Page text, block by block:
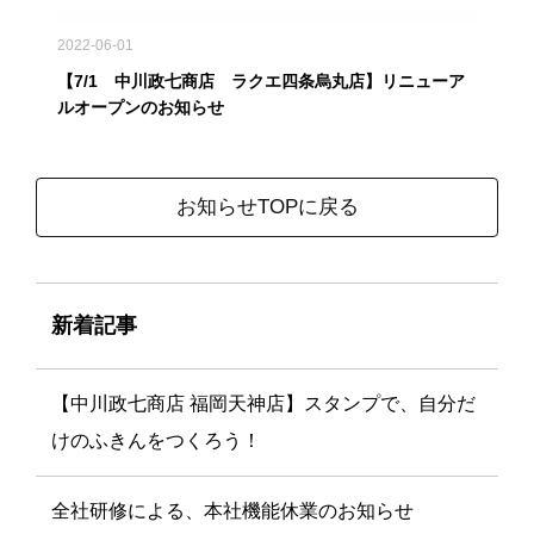
2022-06-01
【7/1 中川政七商店 ラクエ四条烏丸店】リニューア
ルオープンのお知らせ
お知らせTOPに戻る
新着記事
【中川政七商店 福岡天神店】スタンプで、自分だ
けのふきんをつくろう！
全社研修による、本社機能休業のお知らせ